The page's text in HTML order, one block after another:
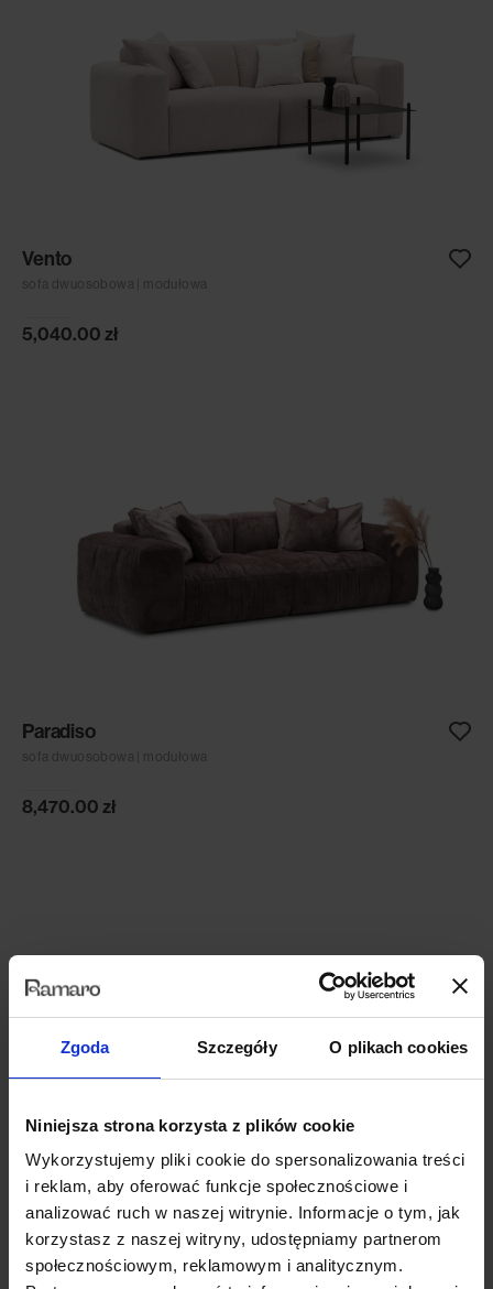
Zgoda Szczegóły O plikach cookies
Niniejsza strona korzysta z plików cookie
Wykorzystujemy pliki cookie do spersonalizowania treści
i reklam, aby oferować funkcje społecznościowe i
analizować ruch w naszej witrynie. Informacje o tym, jak
korzystasz z naszej witryny, udostępniamy partnerom
społecznościowym, reklamowym i analitycznym.
Vento
sofa dwuosobowa | modułowa
5,040.00 zł
Paradiso
sofa dwuosobowa | modułowa
8,470.00 zł
Madera
sofa | funkcja spania 140x200
4,190.00